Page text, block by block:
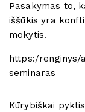
Pasakymas to,
iššūkis yra
mokytis.
https:/renginys/
seminaras
Kūrybiškai